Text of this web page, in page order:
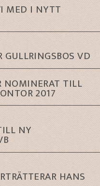
MED I NYTT
VD
NOMINERAT TILL
2017
NY
HANS